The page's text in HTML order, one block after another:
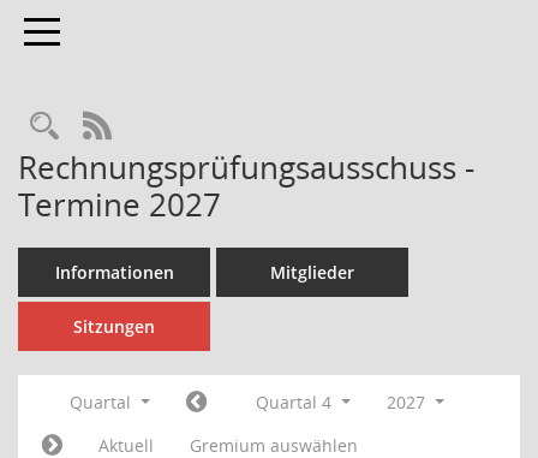
Toggle navigation
Rechercheauswahl
RSS-Feed
Rechnungsprüfungsausschuss -
Termine 2027
Informationen Mitglieder
Sitzungen
Quartal Quartal 4
2027
Aktuell
Gremium auswählen